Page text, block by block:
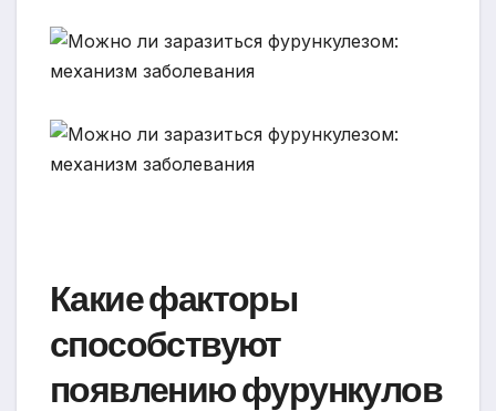
Какие факторы
способствуют
появлению фурункулов